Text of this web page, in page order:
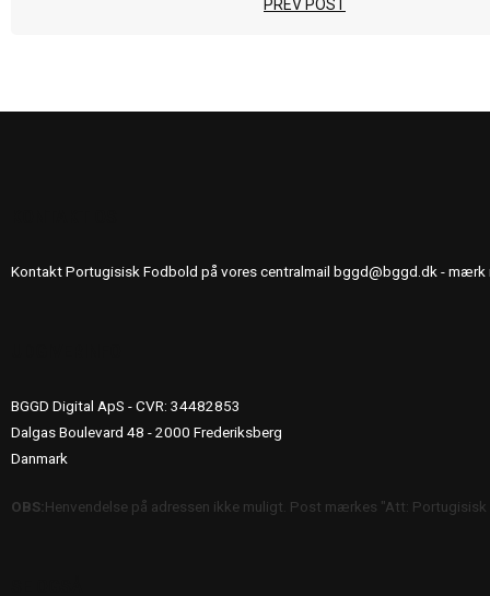
PREV POST
Kontakt Portugisisk Fodbold på vores centralmail bggd@bggd.dk - mærk
BGGD Digital ApS - CVR: 34482853
Dalgas Boulevard 48 - 2000 Frederiksberg
Danmark
OBS:Henvendelse på adressen ikke muligt. Post mærkes "Att: